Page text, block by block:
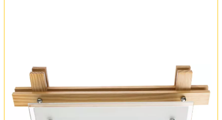
Оплата и доставка
Обмен и возврат
Установка